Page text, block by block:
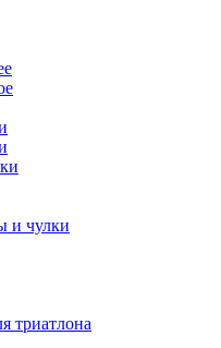
и чулки
триатлона